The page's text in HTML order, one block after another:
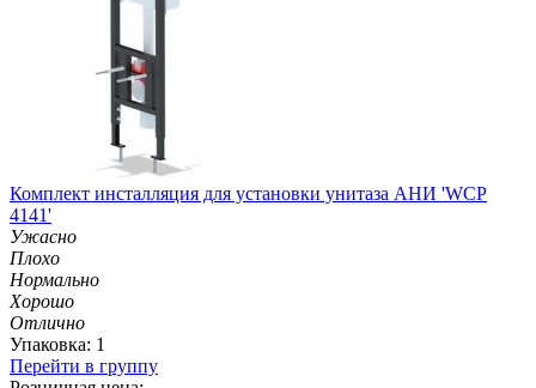
Комплект инсталляция для установки унитаза АНИ 'WCP
4141'
Ужасно
Плохо
Нормально
Хорошо
Отлично
Упаковка: 1
Перейти в группу